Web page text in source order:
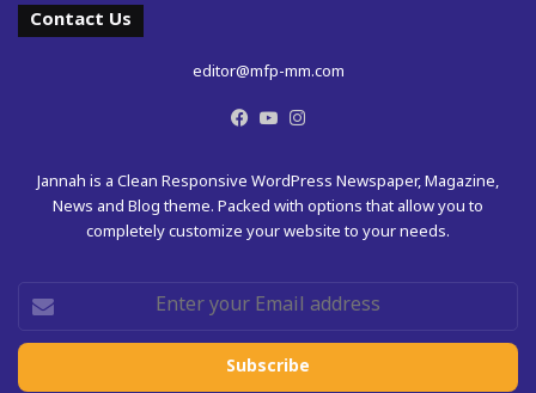
Contact Us
editor@mfp-mm.com
Facebook
YouTube
Jannah is a Clean Responsive WordPress Newspaper, Magazine,
News and Blog theme. Packed with options that allow you to
completely customize your website to your needs.
Enter
your
Email